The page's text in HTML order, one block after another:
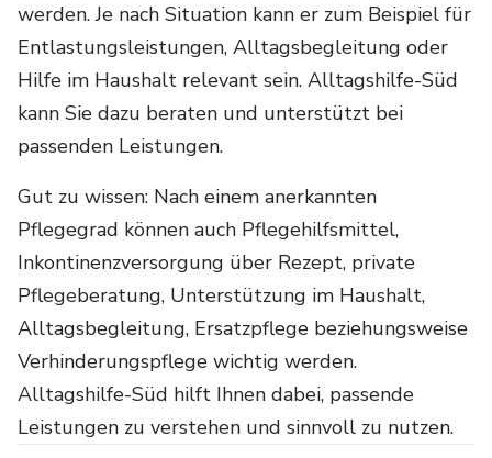
werden. Je nach Situation kann er zum Beispiel für
Entlastungsleistungen, Alltagsbegleitung oder
Hilfe im Haushalt relevant sein. Alltagshilfe-Süd
kann Sie dazu beraten und unterstützt bei
passenden Leistungen.
Gut zu wissen: Nach einem anerkannten
Pflegegrad können auch Pflegehilfsmittel,
Inkontinenzversorgung über Rezept, private
Pflegeberatung, Unterstützung im Haushalt,
Alltagsbegleitung, Ersatzpflege beziehungsweise
Verhinderungspflege wichtig werden.
Alltagshilfe-Süd hilft Ihnen dabei, passende
Leistungen zu verstehen und sinnvoll zu nutzen.